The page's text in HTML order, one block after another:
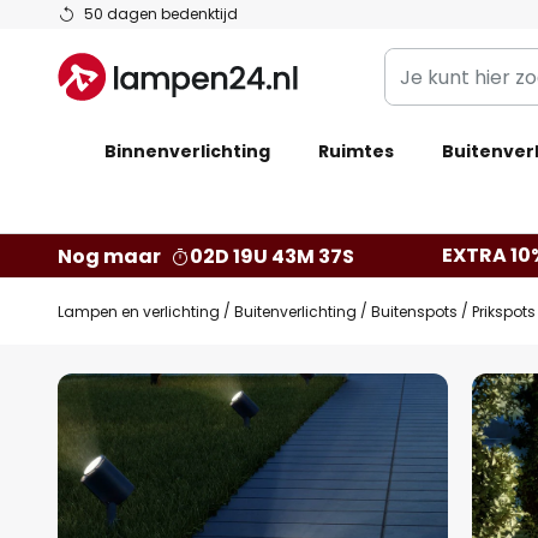
50 dagen bedenktijd
Ga
de
inhoud
Je
kunt
zoeken
webwinkel
Binnenverlichting Ruimtes
Nog maar 02D 19U 43M 36S EXTRA
Lampen en verlichting Buitenverlichting Buitenspots
Ga
naar
het
einde
van